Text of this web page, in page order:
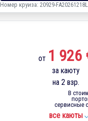
Номер круиза: 20929-
от 1 926
за каюту
на 2 взр.
В
сервисные
все каюты